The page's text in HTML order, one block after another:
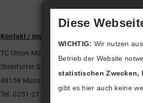
Kontakt / Impressum:
TC Union Münster e.V.
Steinfurter Str. 345
48159 Münster
Tel. 0251-211178
Diese
WICHTIG: Wir nutzen
Betrieb der Website
statistischen Zwecken,
gibt es hier auch keine